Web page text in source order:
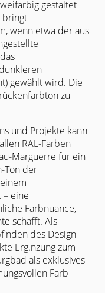
gestaltet
bringt
wenn etwa der aus
gewählt wird. Die
zu
und Projekte kann
RAL-Farben
Marguerre für ein
Ton der
– eine
Farbnuance,
schafft. Als
des Design-
Erg.nzung zum
als exklusives
Farb-